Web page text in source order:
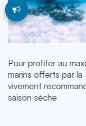
Pour profiter au
marins offerts par la
vivement
saison sèche